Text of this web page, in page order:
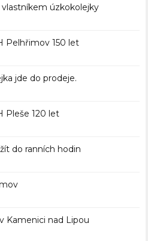
úzkokolejky
Pelhřimov 150 let
jde do prodeje.
Pleše 120 let
do ranních hodin
Kamenici nad Lipou